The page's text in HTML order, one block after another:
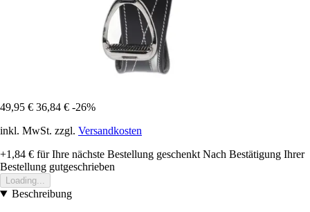
49,95 € 36,84 € -26%
inkl. MwSt. zzgl. Versandkosten
+1,84 € für Ihre nächste Bestellung geschenkt Nach Bestätigung Ihrer
Bestellung gutgeschrieben
Loading...
Beschreibung